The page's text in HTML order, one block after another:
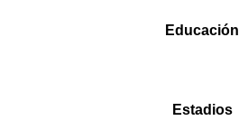
Educación
Estadios